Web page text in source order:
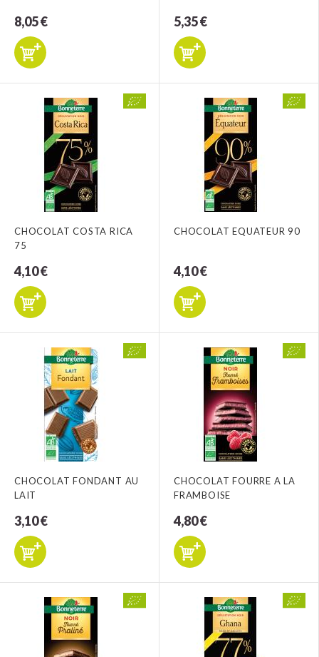
8,05 € 5,35 €
CHOCOLAT COSTA RICA
75
4,10 €
CHOCOLAT EQUATEUR 90
4,10 €
CHOCOLAT FONDANT AU
LAIT
3,10 €
CHOCOLAT FOURRE A LA
FRAMBOISE
4,80 €